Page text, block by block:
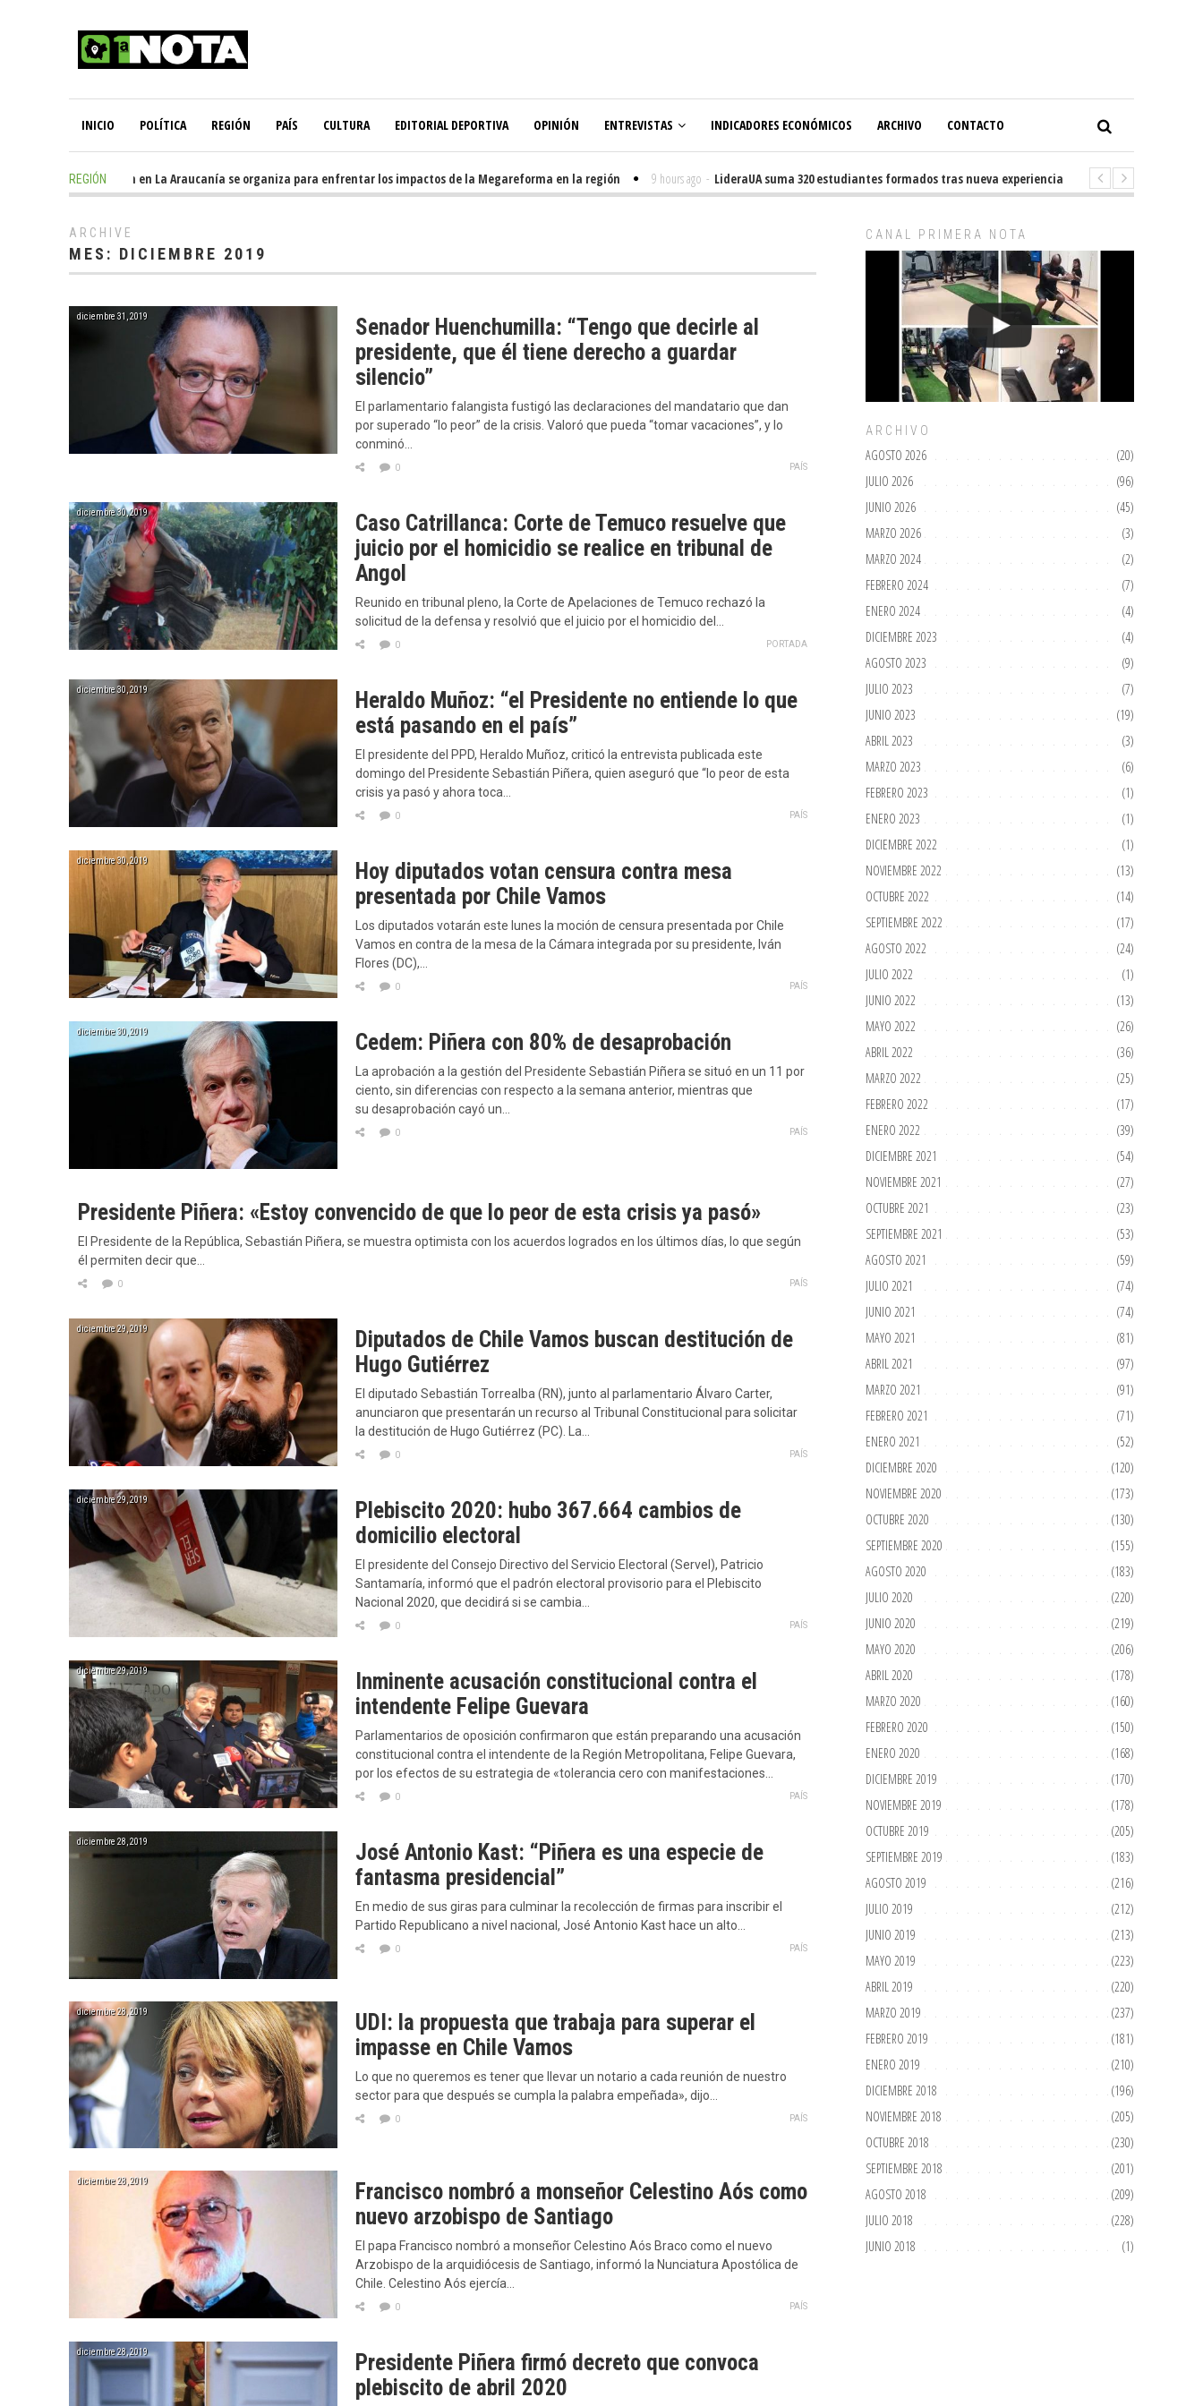
INICIO POLÍTICA REGIÓN PAÍS CULTURA EDITORIAL DEPORTIVA OPINIÓN ENTREVISTAS INDICADORES ECONÓMICOS ARCHIVO CONTACTO
REGIÓN
Oposición en La Araucanía se organiza para enfrentar los impactos de la Megareforma en la región 9 hours ago - LideraUA suma 320 estudiantes formados tras nueva experiencia internacional en Buenos Aires
ARCHIVE
MES: DICIEMBRE 2019
diciembre 31, 2019
Senador Huenchumilla: “Tengo que decirle al
presidente, que él tiene derecho a guardar
silencio”
El parlamentario falangista fustigó las declaraciones del mandatario que dan
por superado “lo peor” de la crisis. Valoró que pueda “tomar vacaciones”, y lo
conminó…
PAÍS
0
diciembre 30, 2019
Caso Catrillanca: Corte de Temuco resuelve que
juicio por el homicidio se realice en tribunal de
Angol
Reunido en tribunal pleno, la Corte de Apelaciones de Temuco rechazó la
solicitud de la defensa y resolvió que el juicio por el homicidio del…
PORTADA
0
diciembre 30, 2019
Heraldo Muñoz: “el Presidente no entiende lo que
está pasando en el país”
El presidente del PPD, Heraldo Muñoz, criticó la entrevista publicada este
domingo del Presidente Sebastián Piñera, quien aseguró que “lo peor de esta
crisis ya pasó y ahora toca…
PAÍS
0
diciembre 30, 2019
Hoy diputados votan censura contra mesa
presentada por Chile Vamos
Los diputados votarán este lunes la moción de censura presentada por Chile
Vamos en contra de la mesa de la Cámara integrada por su presidente, Iván
Flores (DC),…
PAÍS
0
diciembre 30, 2019 Cedem: Piñera con 80% de desaprobación
La aprobación a la gestión del Presidente Sebastián Piñera se situó en un 11 por
ciento, sin diferencias con respecto a la semana anterior, mientras que
su desaprobación cayó un…
PAÍS
0
Presidente Piñera: «Estoy convencido de que lo peor de esta crisis ya pasó»
El Presidente de la República, Sebastián Piñera, se muestra optimista con los acuerdos logrados en los últimos días, lo que según
él permiten decir que…
PAÍS
0
diciembre 29, 2019
Diputados de Chile Vamos buscan destitución de
Hugo Gutiérrez
El diputado Sebastián Torrealba (RN), junto al parlamentario Álvaro Carter,
anunciaron que presentarán un recurso al Tribunal Constitucional para solicitar
la destitución de Hugo Gutiérrez (PC). La…
PAÍS
0
diciembre 29, 2019
Plebiscito 2020: hubo 367.664 cambios de
domicilio electoral
El presidente del Consejo Directivo del Servicio Electoral (Servel), Patricio
Santamaría, informó que el padrón electoral provisorio para el Plebiscito
Nacional 2020, que decidirá si se cambia…
PAÍS
0
diciembre 29, 2019
Inminente acusación constitucional contra el
intendente Felipe Guevara
Parlamentarios de oposición confirmaron que están preparando una acusación
constitucional contra el intendente de la Región Metropolitana, Felipe Guevara,
por los efectos de su estrategia de «tolerancia cero con manifestaciones…
PAÍS
0
diciembre 28, 2019
José Antonio Kast: “Piñera es una especie de
fantasma presidencial”
En medio de sus giras para culminar la recolección de firmas para inscribir el
Partido Republicano a nivel nacional, José Antonio Kast hace un alto…
PAÍS
0
diciembre 28, 2019
UDI: la propuesta que trabaja para superar el
impasse en Chile Vamos
Lo que no queremos es tener que llevar un notario a cada reunión de nuestro
sector para que después se cumpla la palabra empeñada», dijo…
PAÍS
0
diciembre 28, 2019
Francisco nombró a monseñor Celestino Aós como
nuevo arzobispo de Santiago
El papa Francisco nombró a monseñor Celestino Aós Braco como el nuevo
Arzobispo de la arquidiócesis de Santiago, informó la Nunciatura Apostólica de
Chile. Celestino Aós ejercía…
PAÍS
0
diciembre 28, 2019
Presidente Piñera firmó decreto que convoca
plebiscito de abril 2020
CANAL PRIMERA NOTA
ARCHIVO
AGOSTO 2026
(20)
JULIO 2026
(96)
JUNIO 2026
(45)
MARZO 2026
(3)
MARZO 2024
(2)
FEBRERO 2024
(7)
ENERO 2024
(4)
DICIEMBRE 2023
(4)
AGOSTO 2023
(9)
JULIO 2023
(7)
JUNIO 2023
(19)
ABRIL 2023
(3)
MARZO 2023
(6)
FEBRERO 2023
(1)
ENERO 2023
(1)
DICIEMBRE 2022
(1)
NOVIEMBRE 2022
(13)
OCTUBRE 2022
(14)
SEPTIEMBRE 2022
(17)
AGOSTO 2022
(24)
JULIO 2022
(1)
JUNIO 2022
(13)
MAYO 2022
(26)
ABRIL 2022
(36)
MARZO 2022
(25)
FEBRERO 2022
(17)
ENERO 2022
(39)
DICIEMBRE 2021
(54)
NOVIEMBRE 2021
(27)
OCTUBRE 2021
(23)
SEPTIEMBRE 2021
(53)
AGOSTO 2021
(59)
JULIO 2021
(74)
JUNIO 2021
(74)
MAYO 2021
(81)
ABRIL 2021
(97)
MARZO 2021
(91)
FEBRERO 2021
(71)
ENERO 2021
(52)
DICIEMBRE 2020
(120)
NOVIEMBRE 2020
(173)
OCTUBRE 2020
(130)
SEPTIEMBRE 2020
(155)
AGOSTO 2020
(183)
JULIO 2020
(220)
JUNIO 2020
(219)
MAYO 2020
(206)
ABRIL 2020
(178)
MARZO 2020
(160)
FEBRERO 2020
(150)
ENERO 2020
(168)
DICIEMBRE 2019
(170)
NOVIEMBRE 2019
(178)
OCTUBRE 2019
(205)
SEPTIEMBRE 2019
(183)
AGOSTO 2019
(216)
JULIO 2019
(212)
JUNIO 2019
(213)
MAYO 2019
(223)
ABRIL 2019
(220)
MARZO 2019
(237)
FEBRERO 2019
(181)
ENERO 2019
(210)
DICIEMBRE 2018
(196)
NOVIEMBRE 2018
(205)
OCTUBRE 2018
(230)
SEPTIEMBRE 2018
(201)
AGOSTO 2018
(209)
JULIO 2018
(228)
JUNIO 2018
(1)